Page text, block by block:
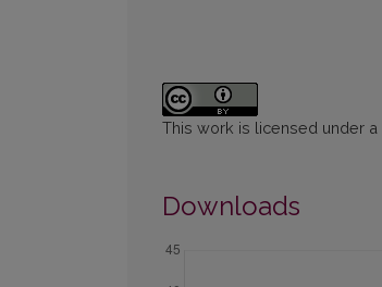
This work is licensed under a
Downloads